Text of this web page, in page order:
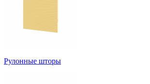
Рулонные шторы